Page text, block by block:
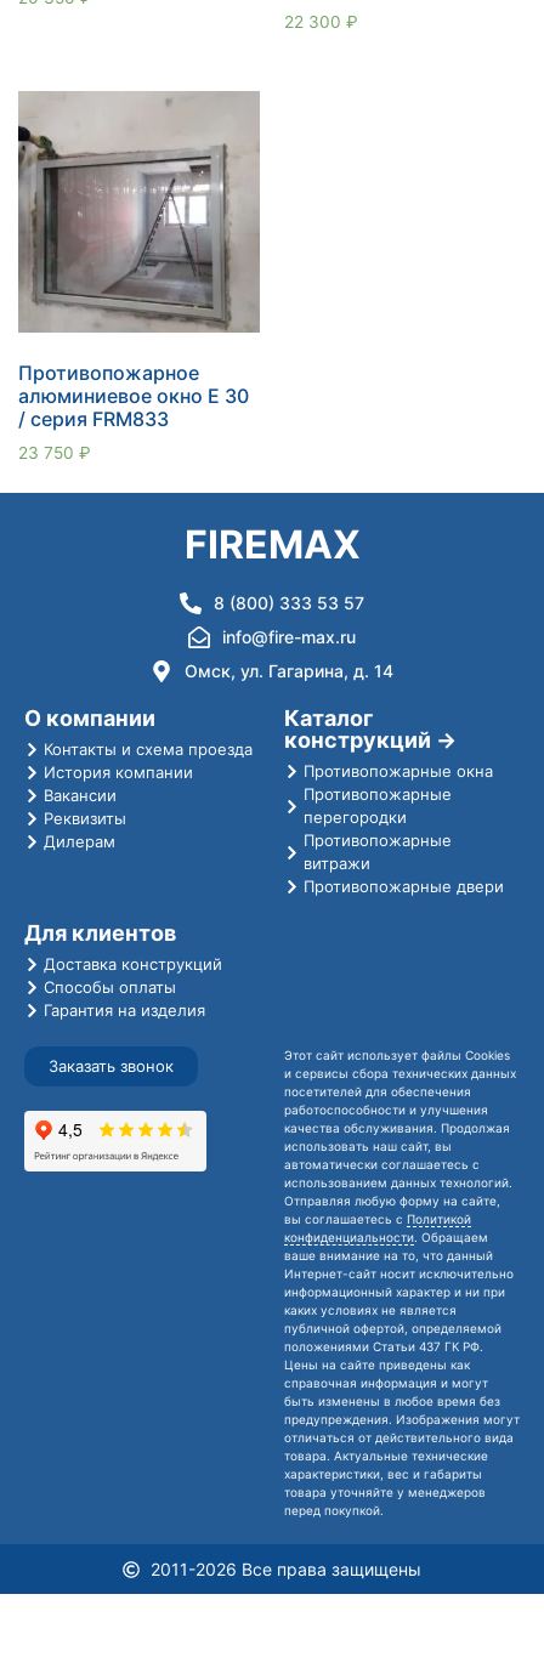
Оценка
5.00
22 300 ₽
Противопожарное
алюминиевое окно E 30
/ серия FRM833
23 750 ₽
FIREMAX
8 (800) 333 53 57
info@fire-max.ru
Омск, ул. Гагарина, д. 14
О компании
Контакты и схема проезда
История компании
Вакансии
Реквизиты
Дилерам
Каталог
конструкций →
Противопожарные окна
Противопожарные
перегородки
Противопожарные
витражи
Противопожарные двери
Для клиентов
Доставка конструкций
Способы оплаты
Гарантия на изделия
Заказать звонок
Этот сайт использует файлы Cookies
и сервисы сбора технических данных
посетителей для обеспечения
работоспособности и улучшения
качества обслуживания. Продолжая
использовать наш сайт, вы
автоматически соглашаетесь с
использованием данных технологий.
Отправляя любую форму на сайте,
вы соглашаетесь с Политикой
конфиденциальности . Обращаем
ваше внимание на то, что данный
Интернет-сайт носит исключительно
информационный характер и ни при
каких условиях не является
публичной офертой, определяемой
положениями Статьи 437 ГК РФ.
Цены на сайте приведены как
справочная информация и могут
быть изменены в любое время без
предупреждения. Изображения могут
отличаться от действительного вида
товара. Актуальные технические
характеристики, вес и габариты
товара уточняйте у менеджеров
перед покупкой.
2011-2026 Все права защищены